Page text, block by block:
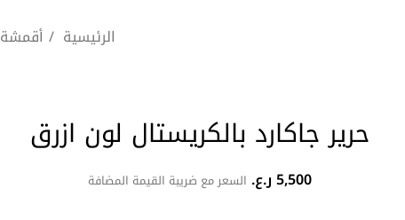
الرئيسية
أقمشة
حرير جاكارد بالكريستال لون ازرق
5,500ر.ع. السعر مع ضريبة القيمة المضافة